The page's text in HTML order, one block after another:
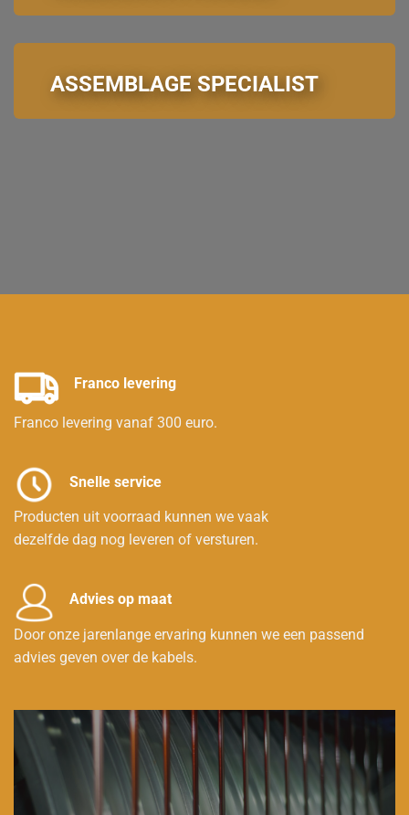
ASSEMBLAGE SPECIALIST
Franco levering
Franco levering vanaf 300 euro.
Snelle service
Producten uit voorraad kunnen we vaak
dezelfde dag nog leveren of versturen.
Advies op maat
Door onze jarenlange ervaring kunnen we een passend
advies geven over de kabels.